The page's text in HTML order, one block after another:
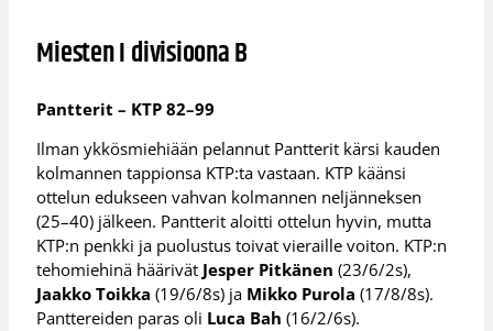
Miesten I divisioona B
Pantterit – KTP 82–99
Ilman ykkösmiehiään pelannut Pantterit kärsi kauden
kolmannen tappionsa KTP:ta vastaan. KTP käänsi
ottelun edukseen vahvan kolmannen neljänneksen
(25–40) jälkeen. Pantterit aloitti ottelun hyvin, mutta
KTP:n penkki ja puolustus toivat vieraille voiton. KTP:n
tehomiehinä häärivät Jesper Pitkänen (23/6/2s),
Jaakko Toikka (19/6/8s) ja Mikko Purola (17/8/8s).
Panttereiden paras oli Luca Bah (16/2/6s).